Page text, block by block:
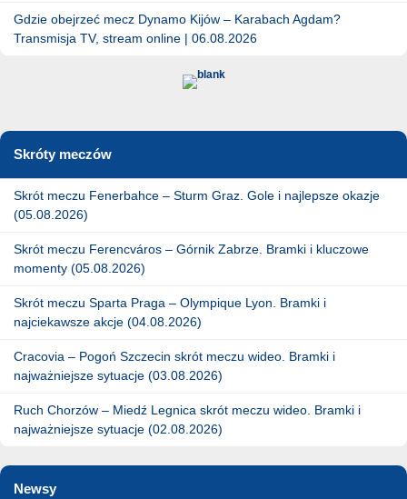
Gdzie obejrzeć mecz Dynamo Kijów – Karabach Agdam?
Transmisja TV, stream online | 06.08.2026
Skróty meczów
Skrót meczu Fenerbahce – Sturm Graz. Gole i najlepsze okazje
(05.08.2026)
Skrót meczu Ferencváros – Górnik Zabrze. Bramki i kluczowe
momenty (05.08.2026)
Skrót meczu Sparta Praga – Olympique Lyon. Bramki i
najciekawsze akcje (04.08.2026)
Cracovia – Pogoń Szczecin skrót meczu wideo. Bramki i
najważniejsze sytuacje (03.08.2026)
Ruch Chorzów – Miedź Legnica skrót meczu wideo. Bramki i
najważniejsze sytuacje (02.08.2026)
Newsy